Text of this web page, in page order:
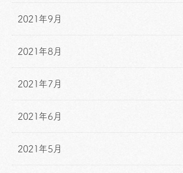
2021年9月
2021年8月
2021年7月
2021年6月
2021年5月